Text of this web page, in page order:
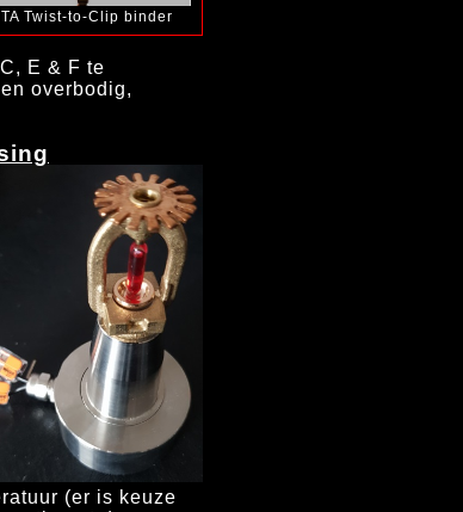
Twist-to-Clip binder
E & F te
overbodig,
(er is keuze